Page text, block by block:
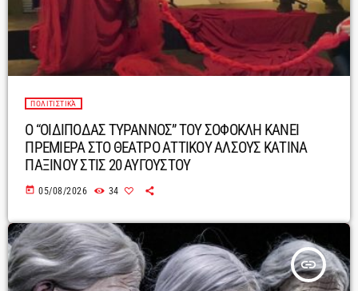
ΠΟΛΙΤΙΣΤΙΚΆ
Ο “ΟΙΔΙΠΟΔΑΣ ΤΥΡΑΝΝΟΣ” ΤΟΥ ΣΟΦΟΚΛΗ ΚΑΝΕΙ
ΠΡΕΜΙΕΡΑ ΣΤΟ ΘΕΑΤΡΟ ΑΤΤΙΚΟΥ ΑΛΣΟΥΣ ΚΑΤΙΝΑ
ΠΑΞΙΝΟΥ ΣΤΙΣ 20 ΑΥΓΟΥΣΤΟΥ
today 05/08/2026 34
insert_link